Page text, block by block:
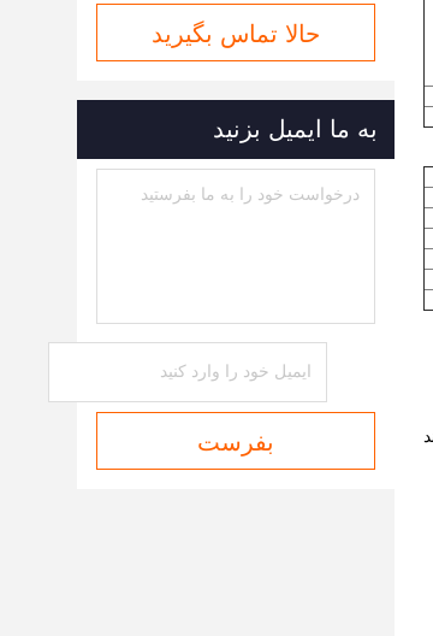
حالا تماس بگیرید
به ما ایمیل بزنید
بفرست